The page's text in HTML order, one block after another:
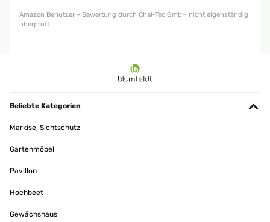
Amazon Benutzer – Bewertung durch Chal-Tec GmbH nicht eigenständig
überprüft
Beliebte Kategorien
Markise, Sichtschutz
Gartenmöbel
Pavillon
Hochbeet
Gewächshaus